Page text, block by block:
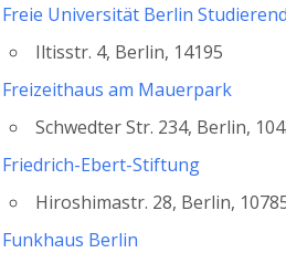
Freie Universität Berlin
Iltisstr. 4, Berlin, 14195
Freizeithaus am Mauerpark
Schwedter Str. 234, Berlin,
Friedrich-Ebert-Stiftung
Hiroshimastr. 28, Berlin,
Funkhaus Berlin